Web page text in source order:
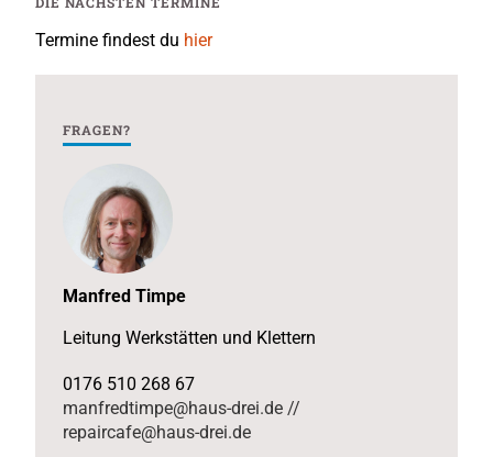
Termine findest du hier
FRAGEN?
Manfred Timpe
Leitung Werkstätten und Klettern
0176 510 268 67
manfredtimpe@haus-drei.de //
repaircafe@haus-drei.de